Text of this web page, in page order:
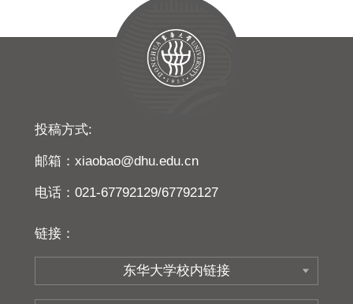
投稿方式:
邮箱：xiaobao@dhu.edu.cn
电话：021-67792129/67792127
链接：